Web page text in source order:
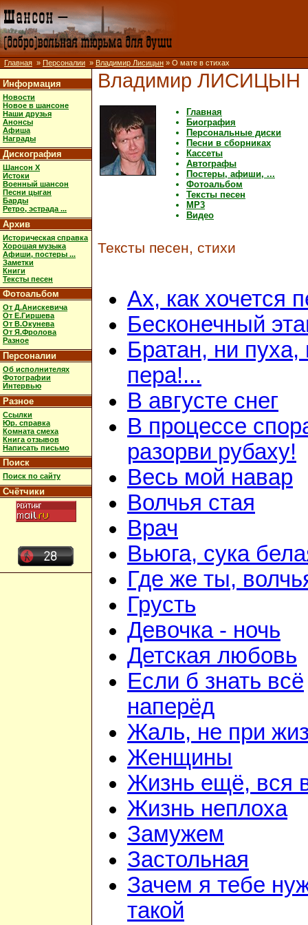
Главная » Персоналии » Владимир Лисицын » О мате в стихах
Информация
Новости
Новое в шансоне
Наши друзья
Анонсы
Афиша
Награды
Дискография
Шансон X
Истоки
Военный шансон
Песни цыган
Барды
Ретро, эстрада ...
Архив
Историческая справка
Хорошая музыка
Афиши, постеры ...
Заметки
Книги
Тексты песен
Фотоальбом
От Д.Анискевича
От Е.Гиршева
От В.Окунева
От Я.Фролова
Разное
Персоналии
Об исполнителях
Фотографии
Интервью
Разное
Ссылки
Юр. справка
Комната смеха
Книга отзывов
Написать письмо
Поиск
Поиск по сайту
Счётчики
Владимир ЛИСИЦЫН
Главная
Биография
Персональные диски
Песни в сборниках
Кассеты
Автографы
Постеры, афиши, ...
Фотоальбом
Тексты песен
MP3
Видео
Тексты песен, стихи
Ах, как хочется
Бесконечный
Братан, ни пуха,
пера!...
В августе снег
В процессе
разорви рубаху!
Весь мой навар
Волчья стая
Врач
Вьюга, сука
Где же ты,
Грусть
Девочка - ночь
Детская любовь
Если б знать всё
наперёд
Жаль, не при
Женщины
Жизнь ещё, вся
Жизнь неплоха
Замужем
Застольная
Зачем я тебе
такой